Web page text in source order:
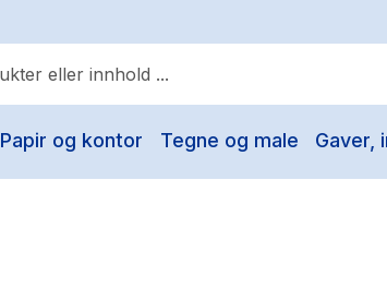
Papir og kontor Tegne og male Gaver,